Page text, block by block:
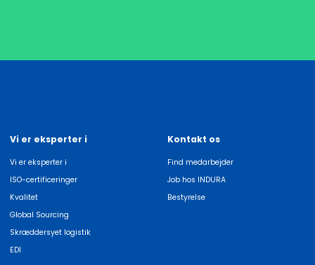
Vi er eksperter i
Vi er eksperter i
ISO-certificeringer
Kvalitet
Global Sourcing
Skræddersyet logistik
EDI
Kontakt os
Find medarbejder
Job hos INDURA
Bestyrelse